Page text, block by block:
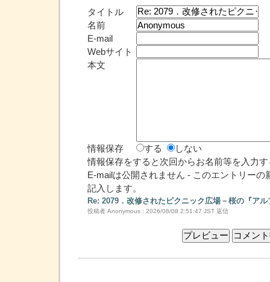
タイトル
名前
E-mail
Webサイト
本文
情報保存 する
しない
情報保存をすると次回からお名前等を入力
E-mailは公開されません - このエントリーの
記入します。
Re: 2079．改修されたピクニック広場－桜の『ア
投稿者 Anonymous : 2026/08/08 2:51:47 JST 返信